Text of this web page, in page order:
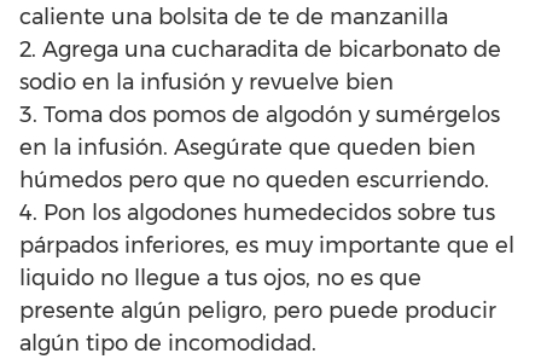
caliente una bolsita de te de manzanilla
2. Agrega una cucharadita de bicarbonato de
sodio en la infusión y revuelve bien
3. Toma dos pomos de algodón y sumérgelos
en la infusión. Asegúrate que queden bien
húmedos pero que no queden escurriendo.
4. Pon los algodones humedecidos sobre tus
párpados inferiores, es muy importante que el
liquido no llegue a tus ojos, no es que
presente algún peligro, pero puede producir
algún tipo de incomodidad.